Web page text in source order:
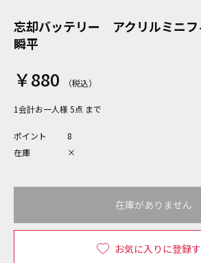
忘却バッテリー アクリルミニフ
瞬平
￥880
1会計お一人様 5点 まで
ポイント
8
在庫
×
お気に入りに登録
在庫がありません